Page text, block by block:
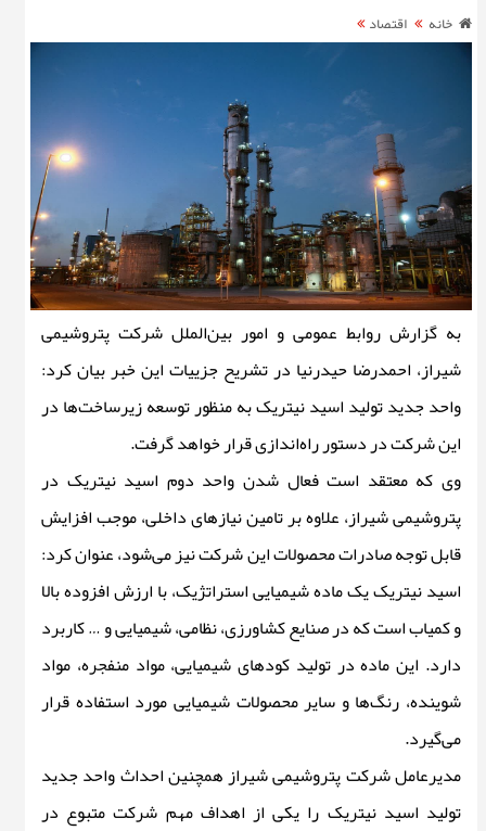
خانه اقتصاد
به گزارش روابط عمومی و امور بین‌الملل شرکت پتروشیمی
شیراز، احمدرضا حیدرنیا در تشریح جزییات این خبر بیان کرد:
واحد جدید تولید اسید نیتریک به منظور توسعه زیرساخت‌ها در
این شرکت در دستور راه‌اندازی قرار خواهد گرفت.
وی که معتقد است فعال شدن واحد دوم اسید نیتریک در
پتروشیمی شیراز، علاوه بر تامین نیازهای داخلی، موجب افزایش
قابل توجه صادرات محصولات این شرکت نیز می‌شود، عنوان کرد:
اسید نیتریک یک ماده شیمیایی استراتژیک، با ارزش افزوده بالا
و کمیاب است که در صنایع کشاورزی، نظامی، شیمیایی و … کاربرد
دارد. این ماده در تولید کودهای شیمیایی، مواد منفجره، مواد
شوینده، رنگ‌ها و سایر محصولات شیمیایی مورد استفاده قرار
می‌گیرد.
مدیرعامل شرکت پتروشیمی شیراز همچنین احداث واحد جدید
تولید اسید نیتریک را یکی از اهداف مهم شرکت متبوع در